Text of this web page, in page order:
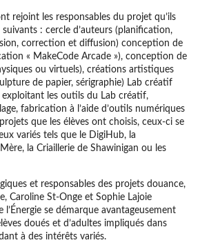
rejoint les responsables du projet qu’ils
: cercle d’auteurs (planification,
correction et diffusion) conception de
« MakeCode Arcade »), conception de
ou virtuels), créations artistiques
de papier, sérigraphie) Lab créatif
les outils du Lab créatif,
fabrication à l’aide d’outils numériques
que les élèves ont choisis, ceux-ci se
variés tels que le DigiHub, la
la Criaillerie de Shawinigan ou les
et responsables des projets douance,
Caroline St-Onge et Sophie Lajoie
l’Énergie se démarque avantageusement
doués et d’adultes impliqués dans
à des intérêts variés.